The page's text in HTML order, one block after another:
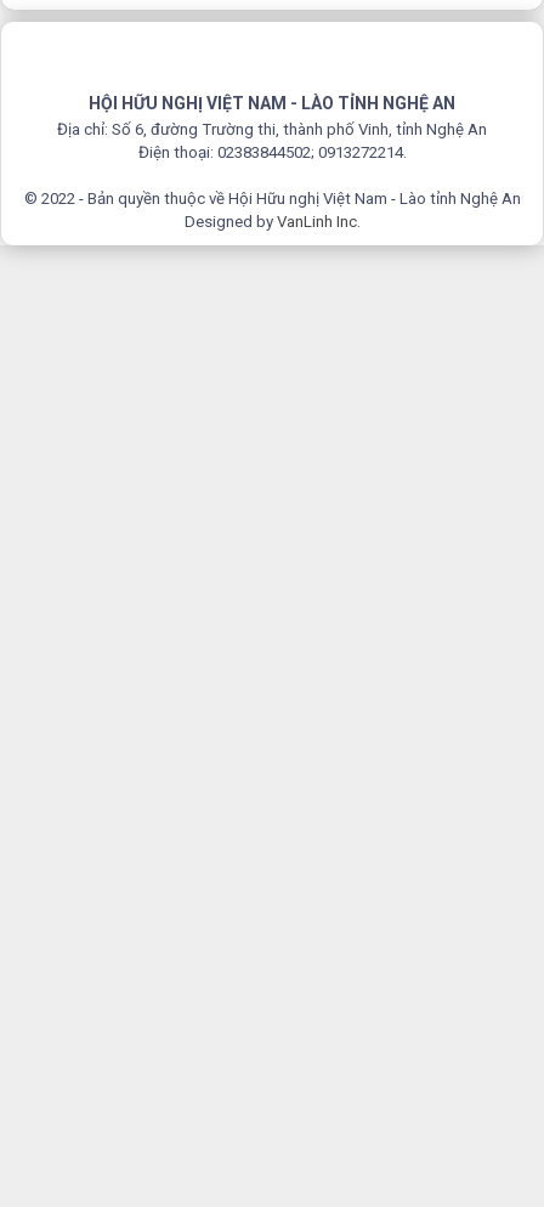
HỘI HỮU NGHỊ VIỆT NAM - LÀO TỈNH NGHỆ AN
Địa chỉ: Số 6, đường Trường thi, thành phố Vinh, tỉnh Nghệ An
Điện thoại: 02383844502; 0913272214.
© 2022 - Bản quyền thuộc về Hội Hữu nghị Việt Nam - Lào tỉnh Nghệ An
Designed by VanLinh Inc.